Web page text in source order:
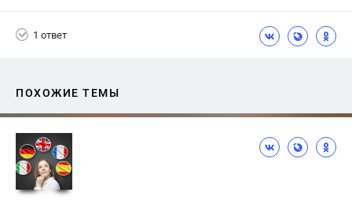
1 ответ
ПОХОЖИЕ ТЕМЫ